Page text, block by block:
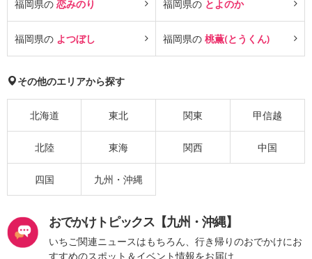
福岡県の 恋みのり 福岡県の とよのか
福岡県の よつぼし 福岡県の 桃薫(とうくん)
その他のエリアから探す
北海道 東北 関東 甲信越
北陸 東海 関西 中国
四国 九州・沖縄
おでかけトピックス【九州・沖縄】
いちご関連ニュースはもちろん、行き帰りのおでかけにお
すすめのスポット＆イベント情報をお届け